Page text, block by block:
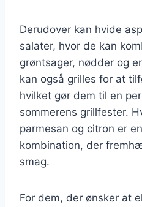
Derudover kan hvide
salater, hvor de kan
grøntsager, nødder og
kan også grilles for at
hvilket gør dem til en
sommerens grillfester.
parmesan og citron er
kombination, der
smag.
For dem, der ønsker at